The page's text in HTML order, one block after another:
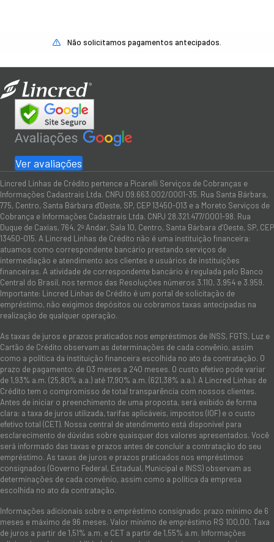
Não solicitamos pagamentos antecipados.
Ver avaliações
Lincred Linhas de Crédito pertence a Picarelli Serviços de Cobranças e
Informações Cadastrais Ltda. CNPJ 09.663.002/0001-35. Rua Santa Bárbara,
775, Centro, Santa Bárbara d'Oeste, SP, CEP 13450-013 e a Moreto Serviços de
Cobrança e Informações Cadastrais Ltda. CNPJ 28.321.477/0001-98. Rua
Duque de Caxias, 764, 2º Andar, Sala 10, Centro, Santa Bárbara d’Oeste, SP, CEP
13450-015. A Lincred Linhas de Crédito não é uma instituição financeira:
atuamos como correspondente bancário prestando serviços de
intermediação e atendimento aos clientes e usuários de instituições
financeiras. A atividade de correspondente bancário é regulada pelo Banco
Central do Brasil, nos termos das Resoluções números 3.110, 3.954 e 3.959.
Importante: Lincred Linhas de Crédito é um portal de solicitação de
empréstimo, não exigimos depósitos ou cobramos taxas antecipadas na
realização de qualquer operação.
As taxas de juros e prazos praticados nos empréstimos de INSS, FGTS, Luz e
Cartão de Crédito observam as determinações de cada convênio, assim
como a política da instituição financeira escolhida no ato da contratação. O
prazo de pagamento: de 03 meses a 240 meses. O custo efetivo pode variar
de 1,93% a.m. (25,80% a.a.) até 17,90% a.m. (621,38% a.a.). A Lincred Linhas de
Crédito tem o compromisso de total transparência com nossos clientes.
Antes de iniciar o preenchimento de uma proposta, será exibido de forma
clara: a taxa de juros utilizada, tarifas aplicáveis, impostos (IOF) e o custo
efetivo total (CET). Nossa central de atendimento está disponível para
esclarecimento de dúvidas sobre quaisquer dos valores apresentados. Você
será informado das taxas e prazos antes de concluir a contratação do seu
empréstimo. As taxas de juros e prazos praticados nos empréstimos
consignados (Governo Federal, Estadual, Municipal e INSS) observam as
determinações de cada convênio, assim como a política da empresa
escolhida no ato da contratação.
Informações adicionais sobre o empréstimo consignado: prazo mínimo de 6
meses e máximo de 96 meses. Valor mínimo de empréstimo R$ 100,00. Taxa
de juros a partir de 1,51% a.m. e CET a partir de 1,55% a.m. Informações